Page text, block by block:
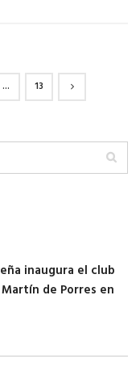
… 13
inaugura el club
de Porres en